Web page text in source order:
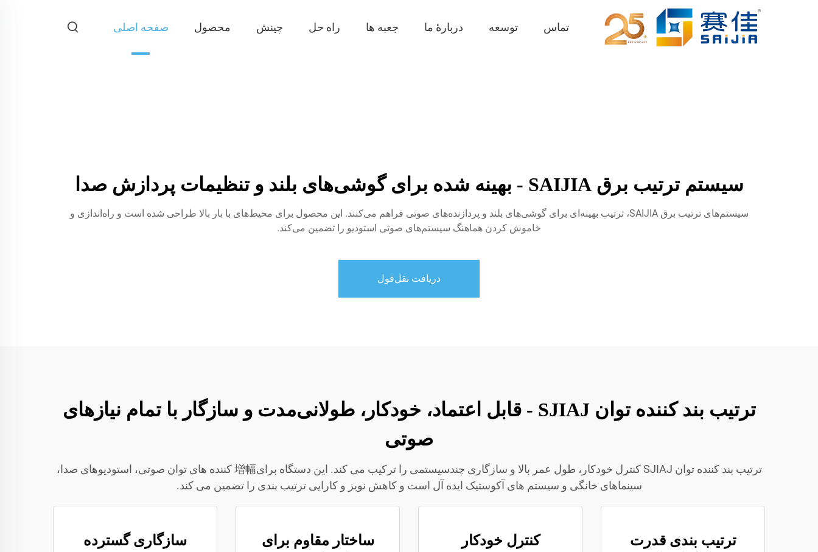
صفحه اصلی محصول چینش راه حل جعبه ها دربارهٔ ما توسعه تماس
سیستم ترتیب برق SAIJIA - بهینه شده برای گوشی‌های بلند و تنظیمات پردازش صدا
سیستم‌های ترتیب برق SAIJIA، ترتیب بهینه‌ای برای گوشی‌های بلند و پردازنده‌های صوتی فراهم می‌کنند. این محصول برای محیط‌های با بار بالا طراحی شده است و راه‌اندازی و
خاموش کردن هماهنگ سیستم‌های صوتی استودیو را تضمین می‌کند.
دریافت نقل‌قول
ترتیب بند کننده توان SJIAJ - قابل اعتماد، خودکار، طولانی‌مدت و سازگار با تمام نیازهای
صوتی
ترتیب بند کننده توان SJIAJ کنترل خودکار، طول عمر بالا و سازگاری چندسیستمی را ترکیب می کند. این دستگاه برای增幅 کننده های توان صوتی، استودیوهای صدا،
سینماهای خانگی و سیستم های آکوستیک ایده آل است و کاهش نویز و کارایی ترتیب بندی را تضمین می کند.
ترتیب بندی قدرت
کنترل خودکار
ساختار مقاوم برای
سازگاری گسترده